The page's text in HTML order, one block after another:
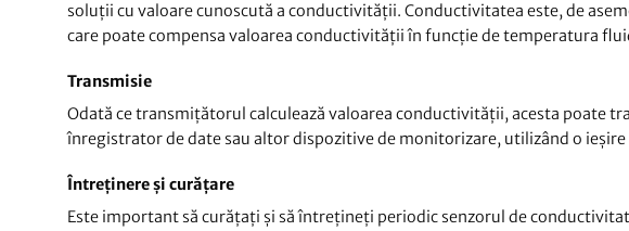
soluții cu valoare cunoscută a conductivității. Conductivitatea este, de
care poate compensa valoarea conductivității în funcție de temperatura
Transmisie
Odată ce transmițătorul calculează valoarea conductivității, acesta poate
înregistrator de date sau altor dispozitive de monitorizare, utilizând o
Întreținere și curățare
Este important să curățați și să întrețineți periodic senzorul de